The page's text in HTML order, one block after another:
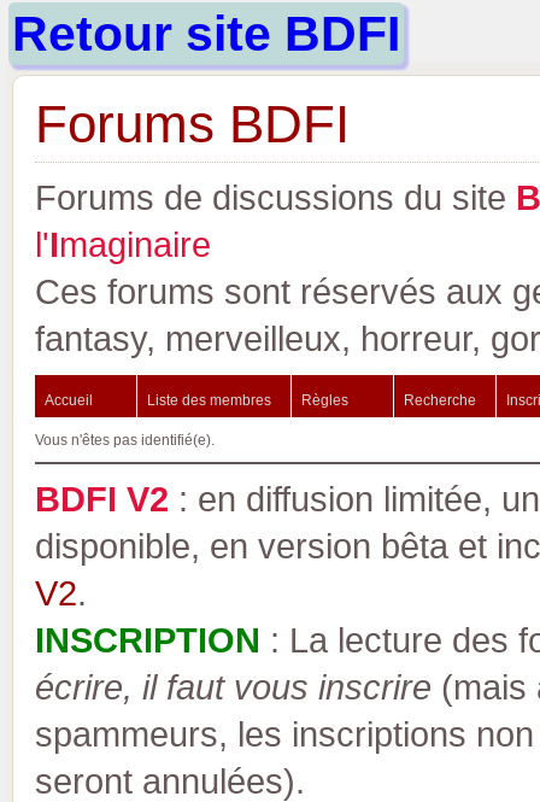
Retour site BDFI
Forums BDFI
Forums de discussions du site B
l'Imaginaire
Ces forums sont réservés aux
fantasy, merveilleux, horreur,
Accueil Liste des membres Règles Recherche
Vous n'êtes pas identifié(e).
BDFI V2 : en diffusion limitée,
disponible, en version bêta et
V2.
INSCRIPTION : La lecture des
écrire, il faut vous inscrire (mais
spammeurs, les inscriptions
seront annulées).